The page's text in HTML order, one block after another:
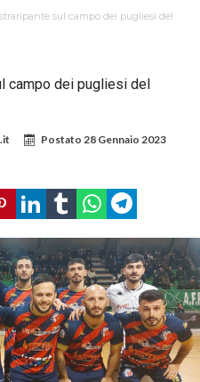
sul campo dei pugliesi del
campo dei pugliesi del
Postato 28 Gennaio 2023